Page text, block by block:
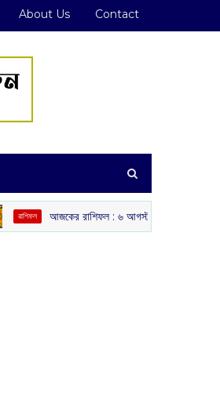
About Us Contact
আজকের রাশিফল :‌ ‌‌৬ আগস্ট, ২০২৬